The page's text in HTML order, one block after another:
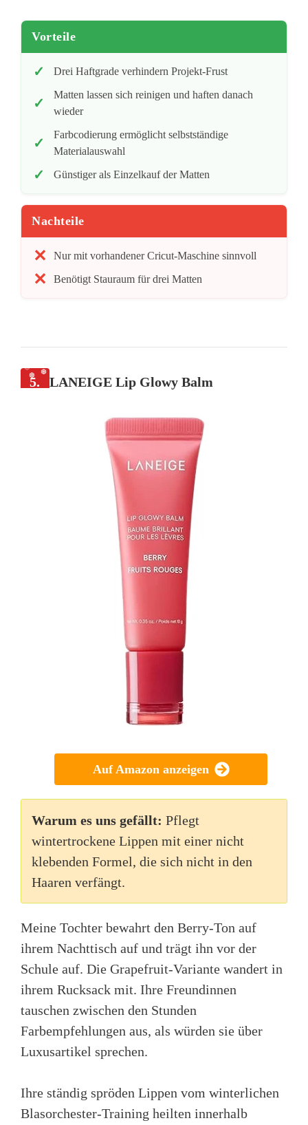
Vorteile
Drei Haftgrade verhindern Projekt-Frust
Matten lassen sich reinigen und haften danach
wieder
Farbcodierung ermöglicht selbstständige
Materialauswahl
Günstiger als Einzelkauf der Matten
Nachteile
Nur mit vorhandener Cricut-Maschine sinnvoll
Benötigt Stauraum für drei Matten
5. LANEIGE Lip Glowy Balm
Auf Amazon anzeigen
Warum es uns gefällt: Pflegt
wintertrockene Lippen mit einer nicht
klebenden Formel, die sich nicht in den
Haaren verfängt.
Meine Tochter bewahrt den Berry-Ton auf
ihrem Nachttisch auf und trägt ihn vor der
Schule auf. Die Grapefruit-Variante wandert in
ihrem Rucksack mit. Ihre Freundinnen
tauschen zwischen den Stunden
Farbempfehlungen aus, als würden sie über
Luxusartikel sprechen.
Ihre ständig spröden Lippen vom winterlichen
Blasorchester-Training heilten innerhalb